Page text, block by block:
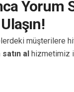
Yorum
müşterilere
al hizmetimiz